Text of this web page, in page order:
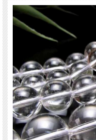
【意味合い云われ・伝承等】
全てを清め浄化する
魔除け・厄除け
潜在的な能力やパワーを高める
ご注意事項
※天然石ですので細かなカケや
ます。
※天然石商品には色みに個体差
う撮影を心がけておりますが、
みに差が出る場合があります。
※連商品は一連状態での仕入れ
とがあります。
※連商品は一連に付き、最大で3